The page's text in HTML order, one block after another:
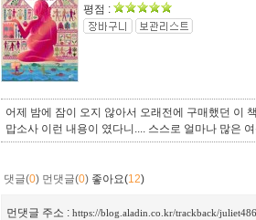
평점 :
어제 밤에 잠이 오지 않아서 오래전에 구매했던 이
맙소사 이런 내용이 였다니.... 스스로 얼마나 많은
댓글(0) 먼댓글(0) 좋아요(12)
먼댓글 주소 : https://blog.aladin.co.kr/trackback/